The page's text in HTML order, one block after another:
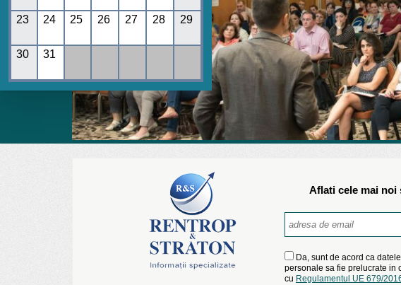
Aflati cele mai noi
Da, sunt de acord ca
personale sa fie prelucrate in
cu Regulamentul UE 679/
23 24 25 26 27 28 29
30 31